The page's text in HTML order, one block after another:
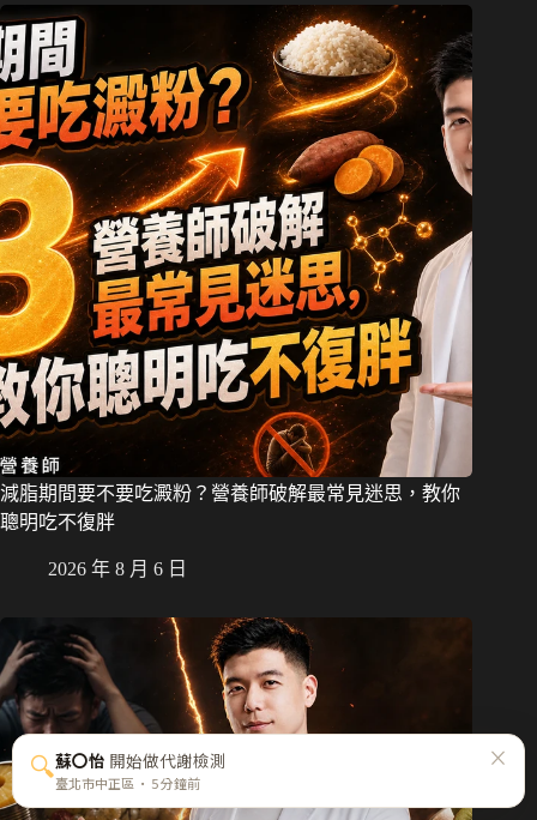
減脂期間要不要吃澱粉？營養師破解最常見迷思，教你
聰明吃不復胖
2026 年 8 月 6 日
🔍蘇〇怡 開始做代謝檢測
臺北市中正區 · 5 分鐘前
×